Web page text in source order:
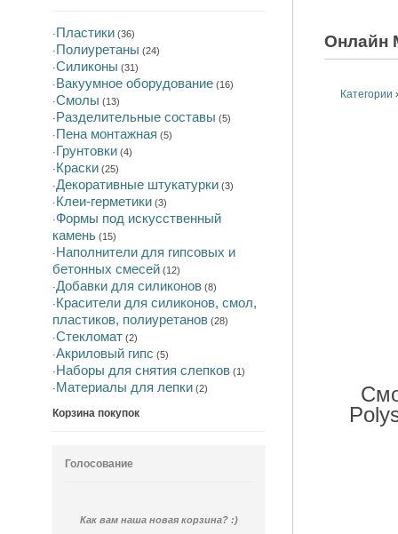
Онлайн
Категории
·Пластики (36)
·Полиуретаны (24)
·Силиконы (31)
·Вакуумное оборудование (16)
·Смолы (13)
·Разделительные составы (5)
·Пена монтажная (5)
·Грунтовки (4)
·Краски (25)
·Декоративные штукатурки (3)
·Клеи-герметики (3)
·Формы под искусственный
камень (15)
·Наполнители для гипсовых и
бетонных смесей (12)
·Добавки для силиконов (8)
·Красители для силиконов, смол,
пластиков, полиуретанов (28)
·Стекломат (2)
·Акриловый гипс (5)
·Наборы для снятия слепков (1)
·Материалы для лепки (2)
Корзина покупок
Голосование
Как вам наша новая корзина? :)